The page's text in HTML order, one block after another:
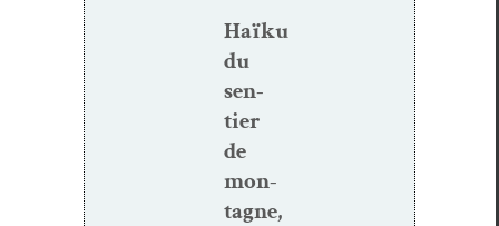
Haïku
du
sen­
tier
de
mon­
tagne,